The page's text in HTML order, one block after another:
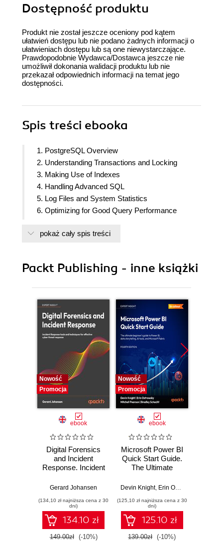
Dostępność produktu
Produkt nie został jeszcze oceniony pod kątem
ułatwień dostępu lub nie podano żadnych informacji o
ułatwieniach dostępu lub są one niewystarczające.
Prawdopodobnie Wydawca/Dostawca jeszcze nie
umożliwił dokonania walidacji produktu lub nie
przekazał odpowiednich informacji na temat jego
dostępności.
Spis treści ebooka
1. PostgreSQL Overview
2. Understanding Transactions and Locking
3. Making Use of Indexes
4. Handling Advanced SQL
5. Log Files and System Statistics
6. Optimizing for Good Query Performance
8. Managing PostgreSQL security
11. Deciding on Useful Extensions
pokaż cały spis treści
Packt Publishing - inne książki
Nowość
Promocja
ebook
Digital Forensics
and Incident
Response. Incident
and techniques for
threat response -
Fourth Edition
Gerard Johansen
(134,10 zł najniższa cena z 30
dni)
134.10 zł
149.00zł (-10%)
Nowość
Promocja
ebook
Microsoft Power BI
Quick Start Guide.
The Ultimate
to Power BI, Data
Tools, and
Microsoft Fabric -
Fourth Edition
Devin Knight, Erin Ostrowsky
(125,10 zł najniższa cena z 30
dni)
125.10 zł
139.00zł (-10%)